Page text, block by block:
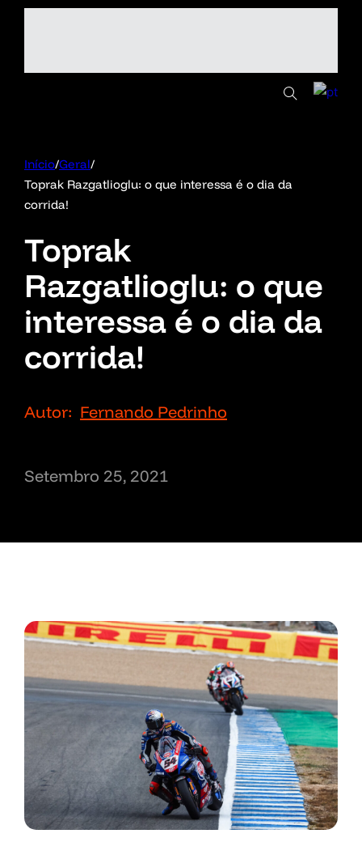
Início/Geral/
Toprak Razgatlioglu: o que interessa é o dia da
corrida!
Toprak
Razgatlioglu: o que
interessa é o dia da
corrida!
Autor: Fernando Pedrinho
Setembro 25, 2021